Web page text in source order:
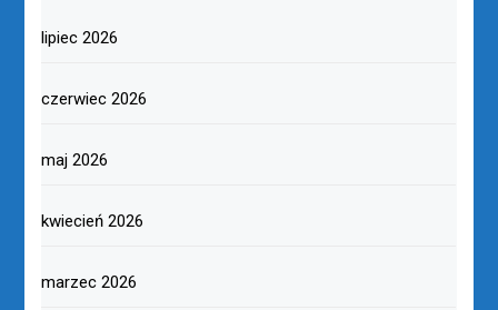
lipiec 2026
czerwiec 2026
maj 2026
kwiecień 2026
marzec 2026